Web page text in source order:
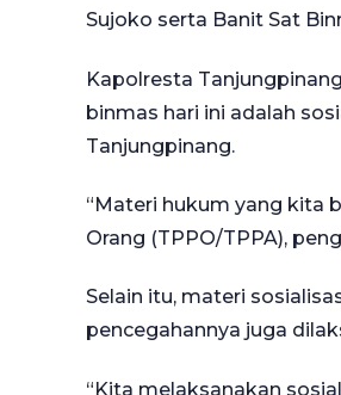
Sujoko serta Banit Sat
Kapolresta
binmas hari ini adalah
Tanjungpinang.
“Materi hukum yang kita
Orang (TPPO/TPPA),
Selain itu, materi
pencegahannya juga
“Kita melaksanakan